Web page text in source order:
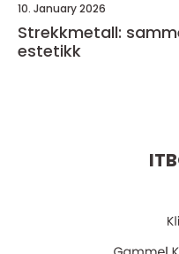
10. January 2026
Strekkmetall:
estetikk